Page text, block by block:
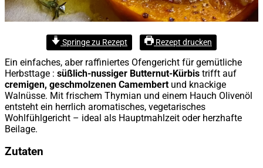
Springe zu Rezept Rezept drucken
Ein einfaches, aber raffiniertes Ofengericht für gemütliche
Herbsttage : süßlich-nussiger Butternut-Kürbis trifft auf
cremigen, geschmolzenen Camembert und knackige
Walnüsse. Mit frischem Thymian und einem Hauch Olivenöl
entsteht ein herrlich aromatisches, vegetarisches
Wohlfühlgericht – ideal als Hauptmahlzeit oder herzhafte
Beilage.
Zutaten